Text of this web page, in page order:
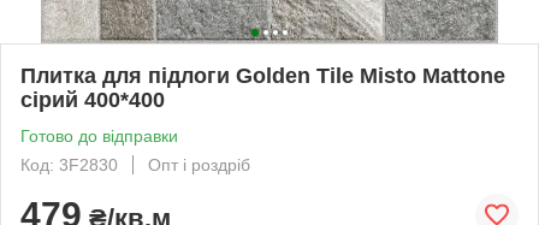
Плитка для підлоги Golden Tile Misto Mattone
сірий 400*400
Готово до відправки
Код: 3F2830
Опт і роздріб
479 ₴/кв.м